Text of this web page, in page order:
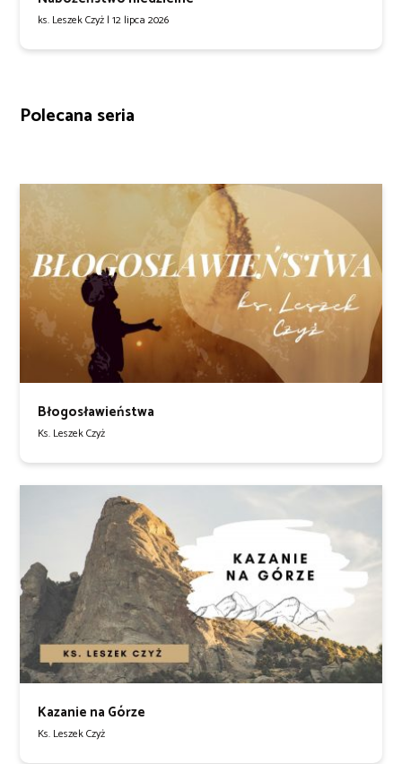
ks. Leszek Czyż | 12 lipca 2026
Polecana seria
Błogosławieństwa
Ks. Leszek Czyż
Kazanie na Górze
Ks. Leszek Czyż